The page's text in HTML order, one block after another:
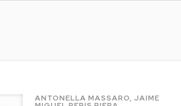
ANTONELLA MASSARO, JAIME